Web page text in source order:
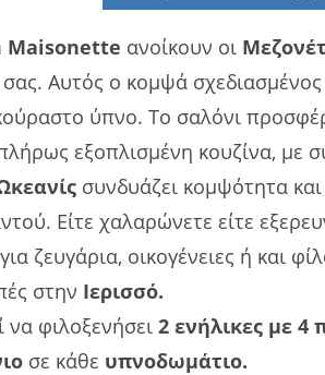
Maisonette ανοίκουν οι
σας. Αυτός ο κομψά
ύπνο. Το σαλόνι
εξοπλισμένη κουζίνα, με
συνδυάζει κομψότητα
Είτε χαλαρώνετε είτε
ζευγάρια, οικογένειες ή και
στην Ιερισσό.
να φιλοξενήσει2 ενήλικες με 4
σε κάθε υπνοδωμάτιο.